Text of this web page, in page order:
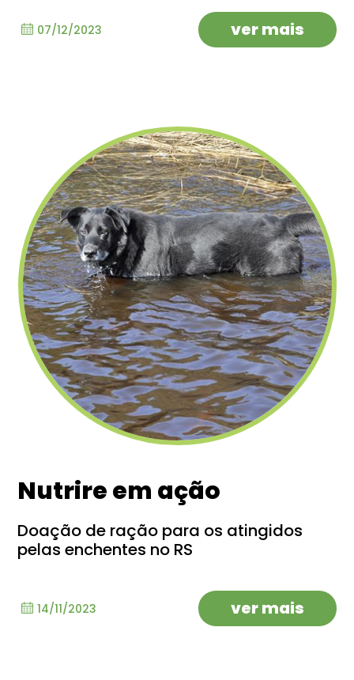
07/12/2023 ver mais
Nutrire em ação
Doação de ração para os atingidos
pelas enchentes no RS
14/11/2023 ver mais